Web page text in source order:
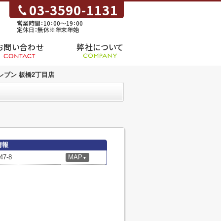
03-3590-1131
営業時間：10：00～19：00
定休日：無休※年末年始
問い合わせ 弊社について
ブン 板橋2丁目店
報
8
MAP ▼